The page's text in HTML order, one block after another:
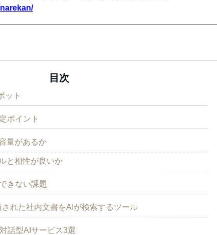
目次
ット
ポイント
量があるか
と相性が良いか
きない課題
された社内文書をAIが検索するツール
話型AIサービス3選